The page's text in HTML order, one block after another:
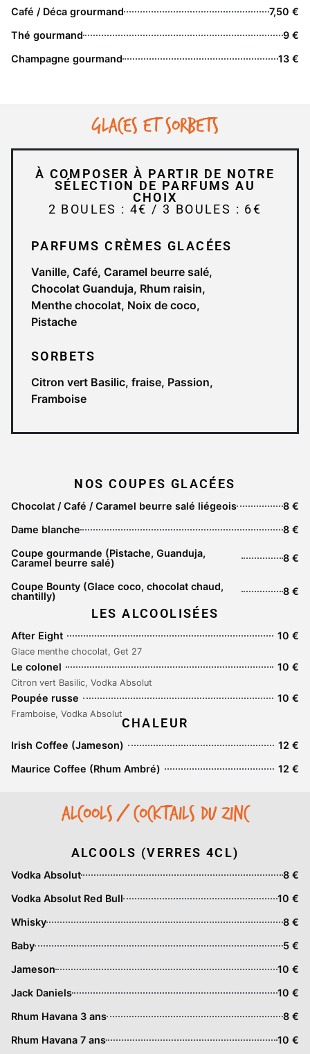
Café / Déca grourmand
7,50 €
Thé gourmand
9 €
Champagne gourmand
13 €
Glaces et sorbets
À COMPOSER À PARTIR DE NOTRE
SÉLECTION DE PARFUMS AU
CHOIX
2 BOULES : 4€ / 3 BOULES : 6€
PARFUMS CRÈMES GLACÉES
Vanille, Café, Caramel beurre salé,
Chocolat Guanduja, Rhum raisin,
Menthe chocolat, Noix de coco,
Pistache
SORBETS
Citron vert Basilic, fraise, Passion,
Framboise
NOS COUPES GLACÉES
Chocolat / Café / Caramel beurre salé liégeois
8 €
Dame blanche
8 €
Coupe gourmande (Pistache, Guanduja,
Caramel beurre salé)
8 €
Coupe Bounty (Glace coco, chocolat chaud,
chantilly)
8 €
LES ALCOOLISÉES
After Eight 10 €
Glace menthe chocolat, Get 27
Le colonel 10 €
Citron vert Basilic, Vodka Absolut
Poupée russe 10 €
Framboise, Vodka Absolut
CHALEUR
Irish Coffee (Jameson)
12 €
Maurice Coffee (Rhum Ambré)
12 €
Alcools / cocktails du zinc
ALCOOLS (VERRES 4CL)
Vodka Absolut
8 €
Vodka Absolut Red Bull
10 €
Whisky
8 €
Baby
5 €
Jameson
10 €
Jack Daniels
10 €
Rhum Havana 3 ans
8 €
Rhum Havana 7 ans
10 €